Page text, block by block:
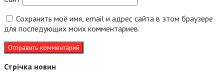
Сохранить моё имя, email и адрес сайта в этом браузере
для последующих моих комментариев.
Стрічка новин